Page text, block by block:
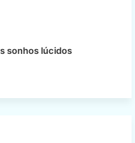
sonhos lúcidos